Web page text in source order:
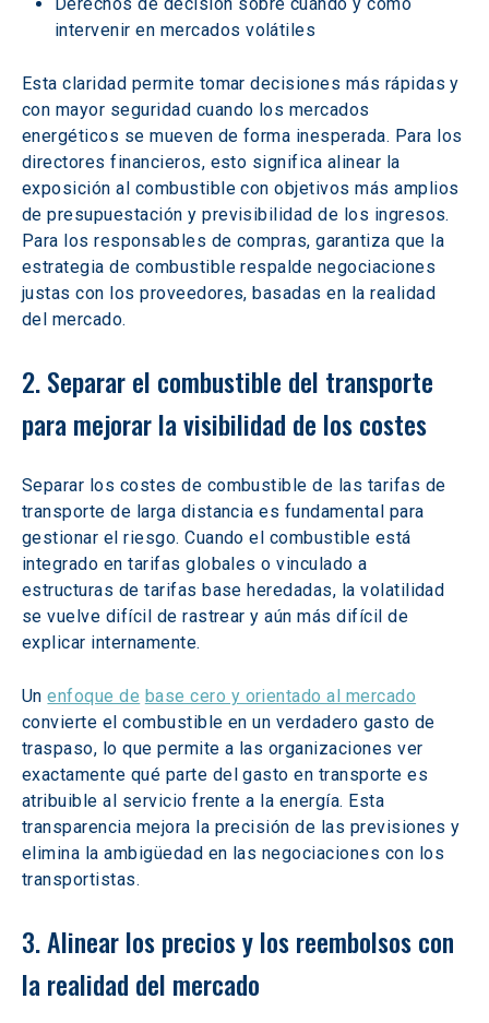
intervenir en mercados volátiles
Esta claridad permite tomar decisiones más rápidas y
con mayor seguridad cuando los mercados
energéticos se mueven de forma inesperada. Para los
directores financieros, esto significa alinear la
exposición al combustible con objetivos más amplios
de presupuestación y previsibilidad de los ingresos.
Para los responsables de compras, garantiza que la
estrategia de combustible respalde negociaciones
justas con los proveedores, basadas en la realidad
del mercado.
2. Separar el combustible del transporte
para mejorar la visibilidad de los costes
Separar los costes de combustible de las tarifas de
transporte de larga distancia es fundamental para
gestionar el riesgo. Cuando el combustible está
integrado en tarifas globales o vinculado a
estructuras de tarifas base heredadas, la volatilidad
se vuelve difícil de rastrear y aún más difícil de
explicar internamente.
Un enfoque de base cero y orientado al mercado
convierte el combustible en un verdadero gasto de
traspaso, lo que permite a las organizaciones ver
exactamente qué parte del gasto en transporte es
atribuible al servicio frente a la energía. Esta
transparencia mejora la precisión de las previsiones y
elimina la ambigüedad en las negociaciones con los
transportistas.
3. Alinear los precios y los reembolsos con
la realidad del mercado